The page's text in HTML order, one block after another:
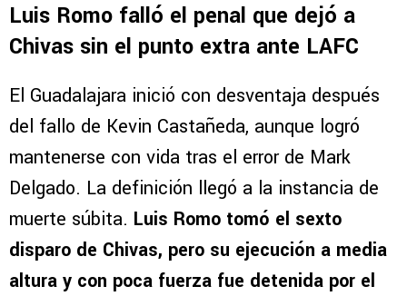
Luis Romo falló el penal que dejó a
Chivas sin el punto extra ante LAFC
El Guadalajara inició con desventaja después
del fallo de Kevin Castañeda, aunque logró
mantenerse con vida tras el error de Mark
Delgado. La definición llegó a la instancia de
muerte súbita. Luis Romo tomó el sexto
disparo de Chivas, pero su ejecución a media
altura y con poca fuerza fue detenida por el